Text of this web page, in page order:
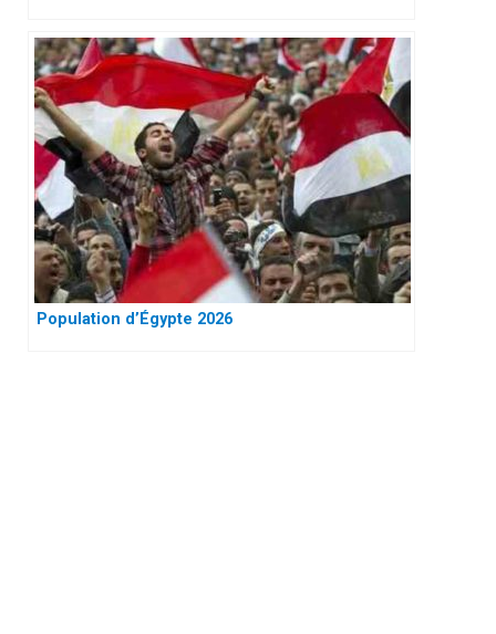
Population d’Égypte 2026